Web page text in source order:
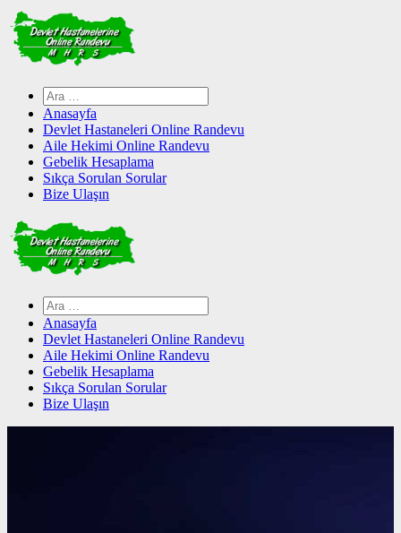
Skip
to
content
Arama:
Anasayfa
Devlet Hastaneleri Online Randevu
Aile Hekimi Online Randevu
Gebelik Hesaplama
Sıkça Sorulan Sorular
Bize Ulaşın
Arama:
Anasayfa
Devlet Hastaneleri Online Randevu
Aile Hekimi Online Randevu
Gebelik Hesaplama
Sıkça Sorulan Sorular
Bize Ulaşın